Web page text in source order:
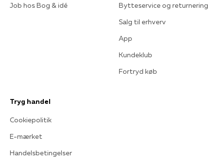
Job hos Bog & idé
Bytteservice og returnering
Salg til erhverv
App
Kundeklub
Fortryd køb
Tryg handel
Cookiepolitik
E-mærket
Handelsbetingelser